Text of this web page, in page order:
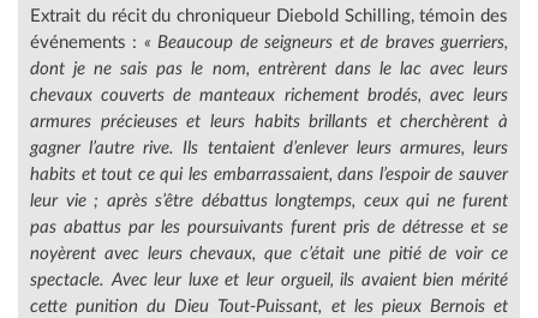
Extrait du récit du chroniqueur Diebold Schilling, témoin des
événements : « Beaucoup de seigneurs et de braves guerriers,
dont je ne sais pas le nom, entrèrent dans le lac avec leurs
chevaux couverts de manteaux richement brodés, avec leurs
armures précieuses et leurs habits brillants et cherchèrent à
gagner l’autre rive. Ils tentaient d’enlever leurs armures, leurs
habits et tout ce qui les embarrassaient, dans l’espoir de sauver
leur vie ; après s’être débattus longtemps, ceux qui ne furent
pas abattus par les poursuivants furent pris de détresse et se
noyèrent avec leurs chevaux, que c’était une pitié de voir ce
spectacle. Avec leur luxe et leur orgueil, ils avaient bien mérité
cette punition du Dieu Tout-Puissant, et les pieux Bernois et